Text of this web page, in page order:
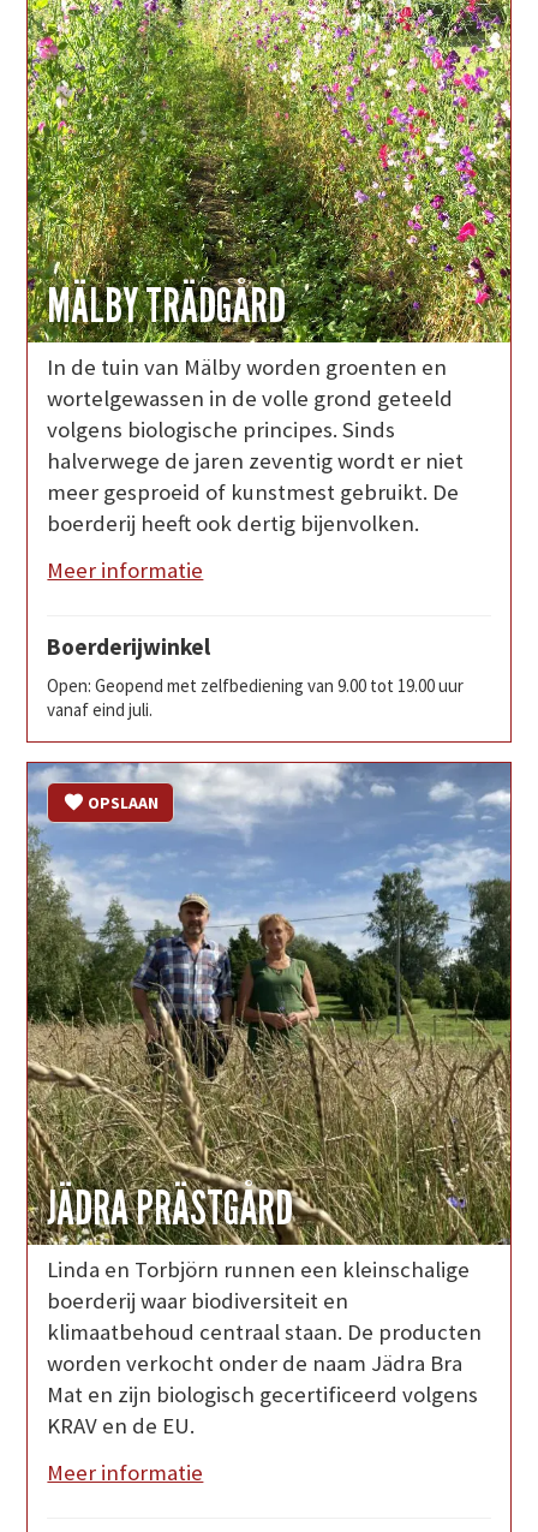
MÄLBY TRÄDGÅRD
In de tuin van Mälby worden groenten en
wortelgewassen in de volle grond geteeld
volgens biologische principes. Sinds
halverwege de jaren zeventig wordt er niet
meer gesproeid of kunstmest gebruikt. De
boerderij heeft ook dertig bijenvolken.
Meer informatie
Boerderijwinkel
Open: Geopend met zelfbediening van 9.00 tot 19.00 uur
vanaf eind juli.
JÄDRA PRÄSTGÅRD
OPSLAAN
Linda en Torbjörn runnen een kleinschalige
boerderij waar biodiversiteit en
klimaatbehoud centraal staan. De producten
worden verkocht onder de naam Jädra Bra
Mat en zijn biologisch gecertificeerd volgens
KRAV en de EU.
Meer informatie